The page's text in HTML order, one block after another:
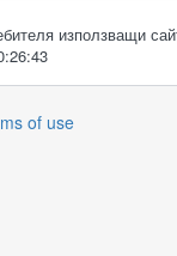
използващи
of use